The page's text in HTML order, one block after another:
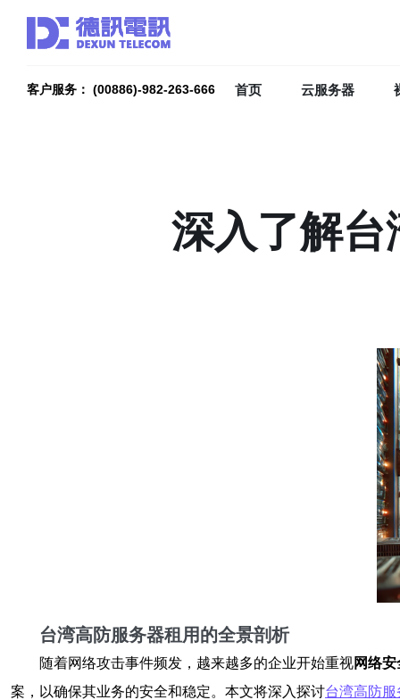
客户服务： (00886)-982-263-666 首页 云服务器
深入了解台
台湾高防服务器租用的全景剖析
随着网络攻击事件频发，越来越多的企业开始重视网络安
案，以确保其业务的安全和稳定。本文将深入探讨台湾高防服